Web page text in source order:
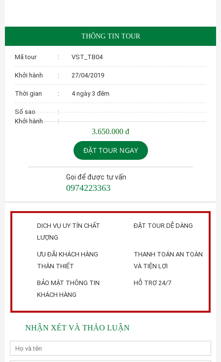
THÔNG TIN TOUR
Mã tour : VST_TB04
Khởi hành : 27/04/2019
Thời gian : 4 ngày 3 đêm
Số sao
:
Khởi hành
:
3.650.000 đ
ĐẶT TOUR NGAY
Gọi để được tư vấn
0974223363
DỊCH VỤ UY TÍN CHẤT
LƯỢNG
ĐẶT TOUR DỄ DÀNG
ƯU ĐÃI KHÁCH HÀNG
THÂN THIẾT
THANH TOÁN AN TOÀN
VÀ TIỆN LỢI
BẢO MẬT THÔNG TIN
KHÁCH HÀNG
HỖ TRỢ 24/7
NHẬN XÉT VÀ THẢO LUẬN